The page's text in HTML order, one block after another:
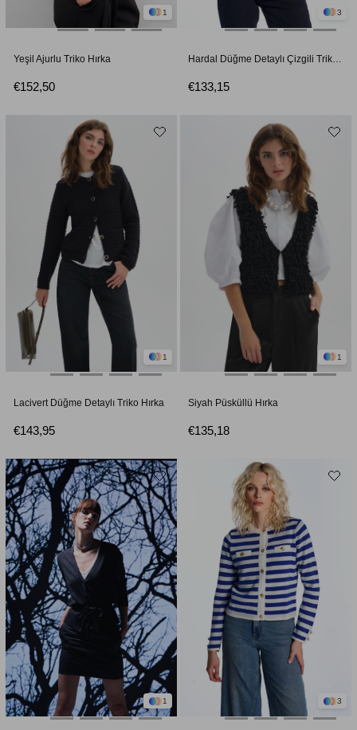
1
Yeşil Ajurlu Triko Hırka
€152,50
3
Hardal Düğme Detaylı Çizgili Triko Hırka
€133,15
1
Lacivert Düğme Detaylı Triko Hırka
€143,95
1
Siyah Püsküllü Hırka
€135,18
1 3